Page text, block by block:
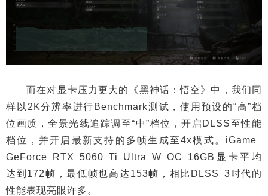
而在对显卡压力更大的《黑神话：悟空》中，我们同
样以2K分辨率进行Benchmark测试，使用预设的“高”档
位画质，全景光线追踪调至“中”档位，开启DLSS至性能
档位，并开启最新支持的多帧生成至4x模式。iGame
GeForce RTX 5060 Ti Ultra W OC 16GB显卡平均
达到172帧，最低帧也高达153帧，相比DLSS 3时代的
性能表现亮眼许多。